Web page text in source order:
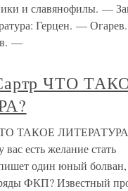
и славянофилы. —
Герцен. —
—
ЧТО
ТАКОЕ
есть желание стать
один юный
ФКП? Известный